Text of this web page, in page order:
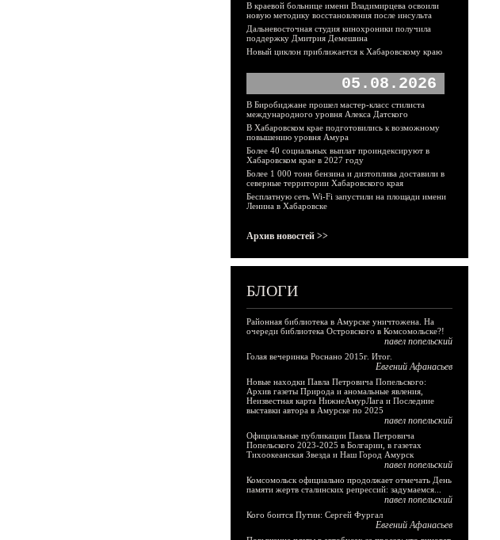
В краевой больнице имени Владимирцева освоили
новую методику восстановления после инсульта
Дальневосточная студия кинохроники получила
поддержку Дмитрия Демешина
Новый циклон приближается к Хабаровскому краю
05.08.2026
В Биробиджане прошел мастер-класс стилиста
международного уровня Алекса Датского
В Хабаровском крае подготовились к возможному
повышению уровня Амура
Более 40 социальных выплат проиндексируют в
Хабаровском крае в 2027 году
Более 1 000 тонн бензина и дизтоплива доставили в
северные территории Хабаровского края
Бесплатную сеть Wi-Fi запустили на площади имени
Ленина в Хабаровске
Архив новостей >>
БЛОГИ
Районная библиотека в Амурске уничтожена. На
очереди библиотека Островского в Комсомольске?!
павел попельский
Голая вечеринка Роснано 2015г. Итог.
Евгений Афанасьев
Новые находки Павла Петровича Попельского:
Архив газеты Природа и аномальные явления,
Неизвестная карта НижнеАмурЛага и Последние
выставки автора в Амурске по 2025
павел попельский
Официальные публикации Павла Петровича
Попельского 2023-2025 в Болгарии, в газетах
Тихоокеанская Звезда и Наш Город Амурск
павел попельский
Комсомольск официально продолжает отмечать День
памяти жертв сталинских репрессий: задумаемся...
павел попельский
Кого боится Путин: Сергей Фургал
Евгений Афанасьев